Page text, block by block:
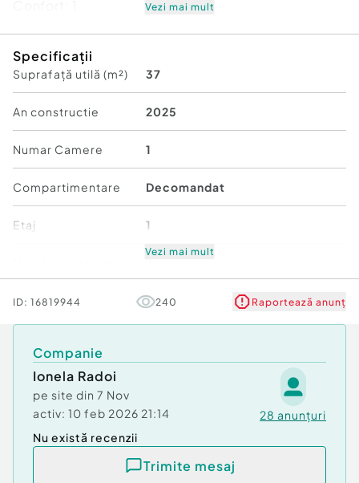
Posibilitate parcare: Da
Nr. locuri parcare:
Vezi mai mult
Specificații
Suprafață utilă (m²) 37
An constructie 2025
Numar Camere 1
Compartimentare Decomandat
Etaj 1
Stare Bună
Vezi mai mult
ID: 16819944 240 Raportează anunț
Companie
Ionela Radoi
pe site din 7 Nov
activ: 10 feb 2026 21:14 28 anunțuri
Nu există recenzii
Trimite mesaj